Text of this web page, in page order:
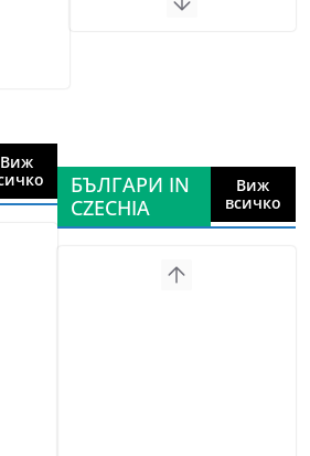
Виж
БЪЛГАРИ IN
CZECHIA
Виж
всичко